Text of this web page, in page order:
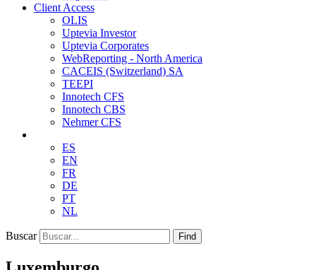
Client Access
OLIS
Uptevia Investor
Uptevia Corporates
WebReporting - North America
CACEIS (Switzerland) SA
TEEPI
Innotech CFS
Innotech CBS
Nehmer CFS
ES
EN
FR
DE
PT
NL
Buscar Find